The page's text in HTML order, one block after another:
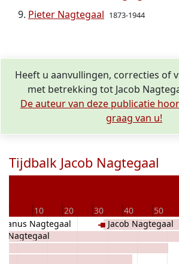
Pieter Nagtegaal 1873-1944
Heeft u aanvullingen, correcties of
met betrekking tot Jacob
De auteur van deze publicatie
graag van u!
Tijdbalk Jacob Nagtegaal
0 10 20 30 40 50
Nagtegaal
Nagtegaal Jacob Nagtegaal